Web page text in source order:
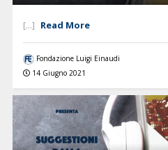
[...] Read More
Fondazione Luigi Einaudi
14 Giugno 2021